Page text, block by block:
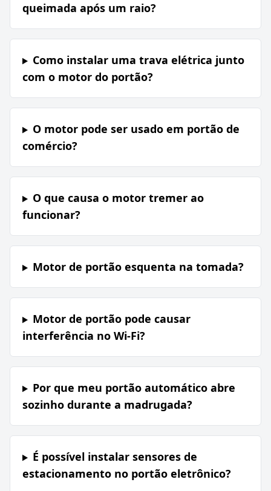
queimada após um raio?
Como instalar uma trava elétrica junto
com o motor do portão?
O motor pode ser usado em portão de
comércio?
O que causa o motor tremer ao
funcionar?
Motor de portão esquenta na tomada?
Motor de portão pode causar
interferência no Wi-Fi?
Por que meu portão automático abre
sozinho durante a madrugada?
É possível instalar sensores de
estacionamento no portão eletrônico?